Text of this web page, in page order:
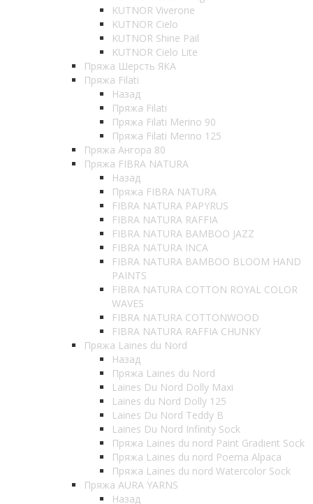
KUTNOR Viverone
KUTNOR Cielo
KUTNOR Shine Pail
KUTNOR Cielo Lite
Пряжа Шерсть ЯКА
Пряжа Filati
Назад
Пряжа Filati
Пряжа Filati Merino 90
Пряжа Filati Merino 125
Пряжа Ангора 80
Пряжа FIBRA NATURA
Назад
Пряжа FIBRA NATURA
FIBRA NATURA PAPYRUS
FIBRA NATURA RAFFIA
FIBRA NATURA BAMBOO JAZZ
FIBRA NATURA INCA
FIBRA NATURA BAMBOO BLOOM HAND
PAINTS
FIBRA NATURA COTTON ROYAL COLOR
WAVES
FIBRA NATURA COTTONWOOD
FIBRA NATURA RAFFIA CHUNKY
Пряжа Laines du Nord
Назад
Пряжа Laines du Nord
Laines Du Nord Dolly Maxi
Laines du Nord Dolly 125
Laines Du Nord Teddy B
Laines Du Nord Infinity Sock
Пряжа Laines du nord Paint Gradient Sock
Пряжа Laines du nord Poema Alpaca
Пряжа Laines du nord Watercolor Sock
Пряжа AURA YARNS
Назад